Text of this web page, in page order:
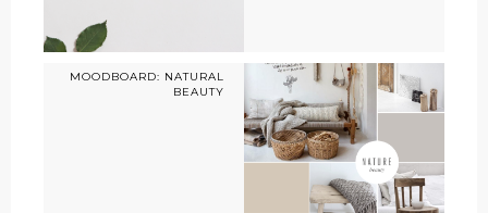
MOODBOARD: NATURAL
BEAUTY